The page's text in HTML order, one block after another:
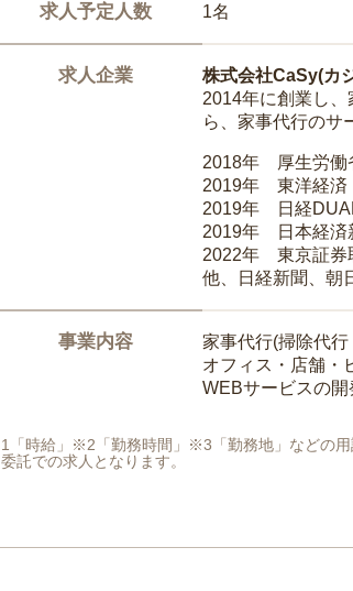
求人予定人数 1名
求人企業
株式会社CaSy(カ
2014年に創業し
ら、家事代行のサ
2018年 厚生労働
2019年 東洋経済
2019年 日経
2019年 日本経済
2022年 東京証券
他、日経新聞、朝
事業内容
家事代行(掃除代
オフィス・店舗・
WEBサービスの開
1「時給」※2「勤務時間」※3「勤務地」などの用
委託での求人となります。